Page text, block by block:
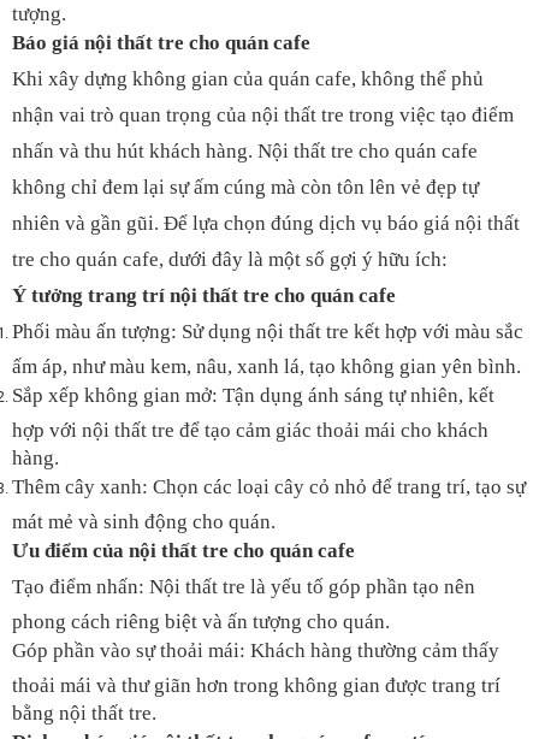
tượng.
Báo giá nội thất tre cho quán cafe
Khi xây dựng không gian của quán cafe, không thể phủ
nhận vai trò quan trọng của nội thất tre trong việc tạo điểm
nhấn và thu hút khách hàng. Nội thất tre cho quán cafe
không chỉ đem lại sự ấm cúng mà còn tôn lên vẻ đẹp tự
nhiên và gần gũi. Để lựa chọn đúng dịch vụ báo giá nội thất
tre cho quán cafe, dưới đây là một số gợi ý hữu ích:
Ý tưởng trang trí nội thất tre cho quán cafe
Phối màu ấn tượng: Sử dụng nội thất tre kết hợp với màu sắc
ấm áp, như màu kem, nâu, xanh lá, tạo không gian yên bình.
Sắp xếp không gian mở: Tận dụng ánh sáng tự nhiên, kết
hợp với nội thất tre để tạo cảm giác thoải mái cho khách
hàng.
Thêm cây xanh: Chọn các loại cây cỏ nhỏ để trang trí, tạo sự
mát mẻ và sinh động cho quán.
Ưu điểm của nội thất tre cho quán cafe
Tạo điểm nhấn: Nội thất tre là yếu tố góp phần tạo nên
phong cách riêng biệt và ấn tượng cho quán.
Góp phần vào sự thoải mái: Khách hàng thường cảm thấy
thoải mái và thư giãn hơn trong không gian được trang trí
bằng nội thất tre.